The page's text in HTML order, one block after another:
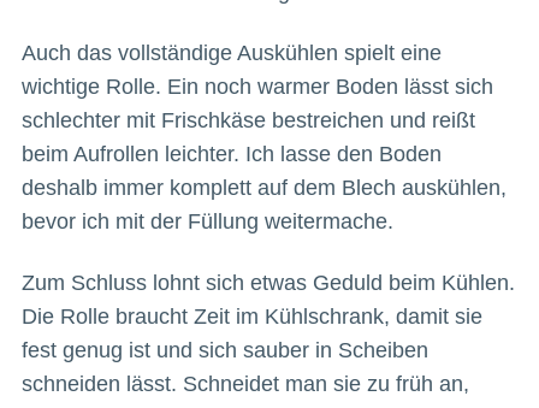
Auch das vollständige Auskühlen spielt eine
wichtige Rolle. Ein noch warmer Boden lässt sich
schlechter mit Frischkäse bestreichen und reißt
beim Aufrollen leichter. Ich lasse den Boden
deshalb immer komplett auf dem Blech auskühlen,
bevor ich mit der Füllung weitermache.
Zum Schluss lohnt sich etwas Geduld beim Kühlen.
Die Rolle braucht Zeit im Kühlschrank, damit sie
fest genug ist und sich sauber in Scheiben
schneiden lässt. Schneidet man sie zu früh an,